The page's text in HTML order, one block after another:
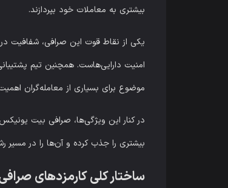
بیشتری به معاملات خود بپردازند.
یکی از نقاط قوت این صرافی، شفافیت
موضوع برای بسیاری از معامله‌گران اهمیت
بیشتری را جذب کرده و آن‌ها را در مسیر
ساختار کلی کارمزدهای